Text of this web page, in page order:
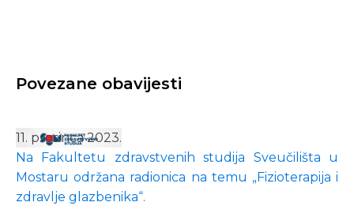
Povezane obavijesti
11. prosinca 2023.
Na Fakultetu zdravstvenih studija Sveučilišta u
Mostaru održana radionica na temu „Fizioterapija i
zdravlje glazbenika“.